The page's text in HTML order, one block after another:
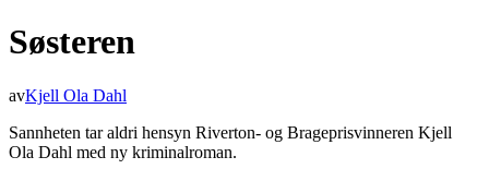
Søsteren
avKjell Ola Dahl
Sannheten tar aldri hensyn Riverton- og Brageprisvinneren Kjell
Ola Dahl med ny kriminalroman.